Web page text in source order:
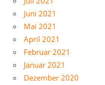
Juni 2021
Mai 2021
April 2021
Februar 2021
Januar 2021
Dezember 2020